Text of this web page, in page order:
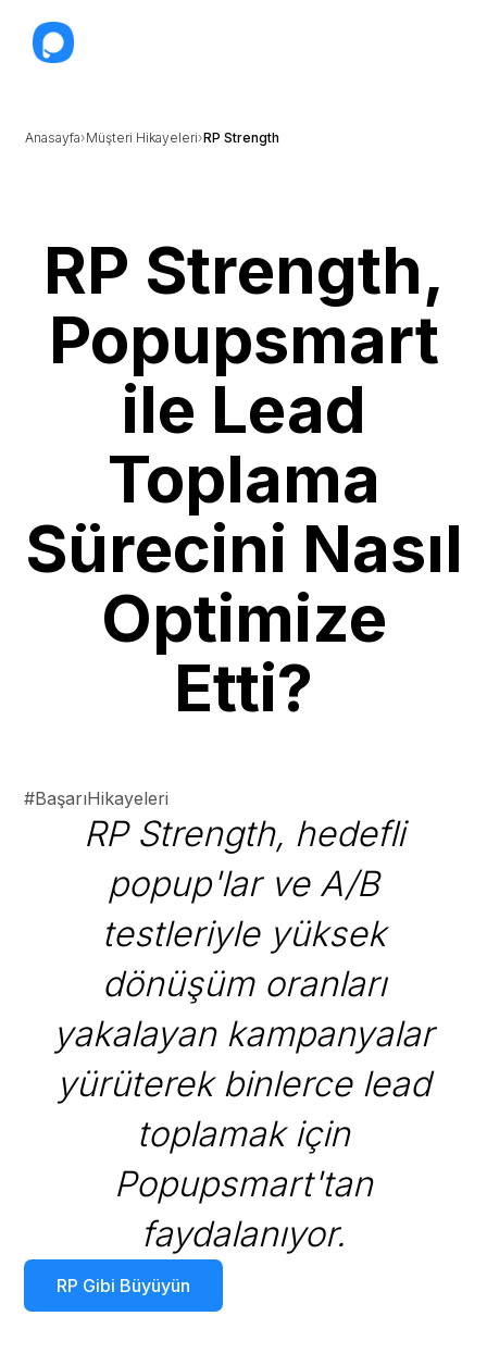
Anasayfa Müşteri Hikayeleri RP Strength
RP Strength,
Popupsmart
ile Lead
Toplama
Sürecini Nasıl
Optimize
Etti?
#BaşarıHikayeleri
RP Strength, hedefli
popup'lar ve A/B
testleriyle yüksek
dönüşüm oranları
yakalayan kampanyalar
yürüterek binlerce lead
toplamak için
Popupsmart'tan
faydalanıyor.
RP Gibi Büyüyün